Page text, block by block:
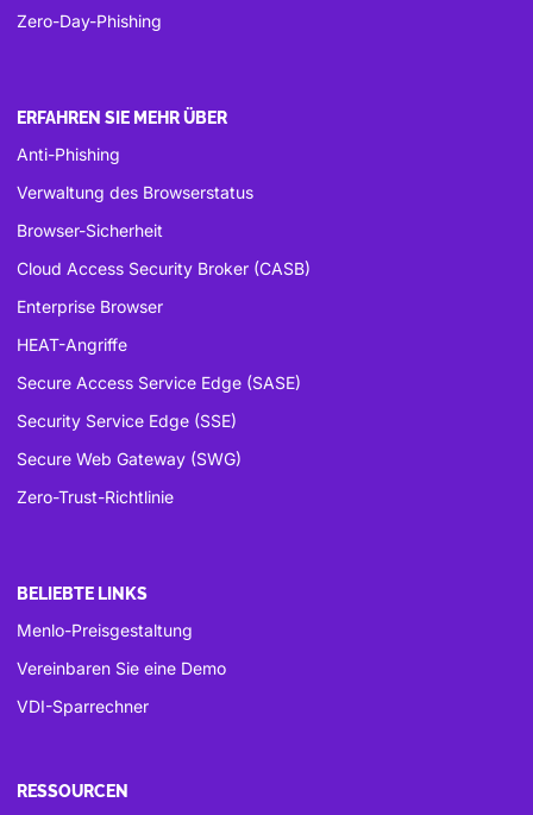
Zero-Day-Phishing
ERFAHREN SIE MEHR ÜBER
Anti-Phishing
Verwaltung des Browserstatus
Browser-Sicherheit
Cloud Access Security Broker (CASB)
Enterprise Browser
HEAT-Angriffe
Secure Access Service Edge (SASE)
Security Service Edge (SSE)
Secure Web Gateway (SWG)
Zero-Trust-Richtlinie
BELIEBTE LINKS
Menlo-Preisgestaltung
Vereinbaren Sie eine Demo
VDI-Sparrechner
RESSOURCEN